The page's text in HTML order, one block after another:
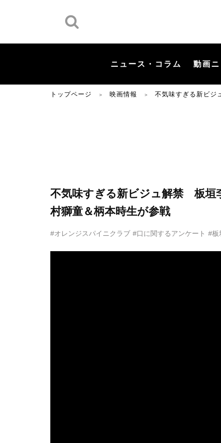
ニュース・コラム 動画
トップページ ＞ 映画情報 ＞ 不気味すぎる新ビジ
不気味すぎる新ビジュ解禁 板垣
村獅童＆柄本時生が参戦
#オレンジスパイニクラブ #口に関するアンケート #板